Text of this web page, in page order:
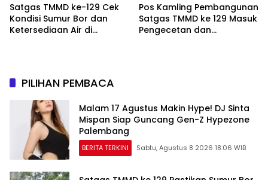
Satgas TMMD ke-129 Cek
Kondisi Sumur Bor dan
Ketersediaan Air di
Pos Kamling Pembangunan
Satgas TMMD ke 129 Masuk
Pengecetan dan
PILIHAN PEMBACA
Malam 17 Agustus Makin Hype! DJ Sinta
Mispan Siap Guncang Gen-Z Hypezone
Palembang
BERITA TERKINI Sabtu, Agustus 8 2026 18:06 WIB